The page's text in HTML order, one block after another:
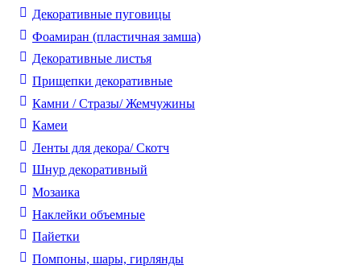
Декоративные пуговицы
Фоамиран (пластичная замша)
Декоративные листья
Прищепки декоративные
Камни / Cтразы/ Жемчужины
Камеи
Ленты для декора/ Скотч
Шнур декоративный
Мозаика
Наклейки объемные
Пайетки
Помпоны, шары, гирлянды